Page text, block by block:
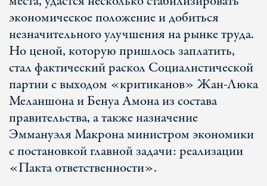
экономическое положение и добиться
незначительного улучшения на рынке труда.
Но ценой, которую пришлось заплатить,
стал фактический раскол Социалистической
партии с выходом «критиканов» Жан-Люка
Меланшона и Бенуа Амона из состава
правительства, а также назначение
Эммануэля Макрона министром экономики
с постановкой главной задачи: реализации
«Пакта ответственности».